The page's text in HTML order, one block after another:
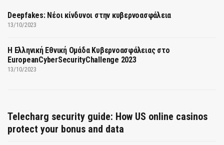
Deepfakes: Νέοι κίνδυνοι στην κυβερνοασφάλεια
13/10/2023
Η Ελληνική Εθνική Ομάδα Κυβερνοασφάλειας στο
EuropeanCyberSecurityChallenge 2023
13/10/2023
Telecharg security guide: How US online casinos
protect your bonus and data